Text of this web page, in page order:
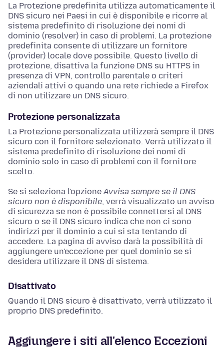
La Protezione predefinita utilizza automaticamente il
DNS sicuro nei Paesi in cui è disponibile e ricorre al
sistema predefinito di risoluzione dei nomi di
dominio (resolver) in caso di problemi. La protezione
predefinita consente di utilizzare un fornitore
(provider) locale dove possibile. Questo livello di
protezione, disattiva la funzione DNS su HTTPS in
presenza di VPN, controllo parentale o criteri
aziendali attivi o quando una rete richiede a Firefox
di non utilizzare un DNS sicuro.
Protezione personalizzata
La Protezione personalizzata utilizzerà sempre il DNS
sicuro con il fornitore selezionato. Verrà utilizzato il
sistema predefinito di risoluzione dei nomi di
dominio solo in caso di problemi con il fornitore
scelto.
Se si seleziona l'opzione Avvisa sempre se il DNS
sicuro non è disponibile, verrà visualizzato un avviso
di sicurezza se non è possibile connettersi al DNS
sicuro o se il DNS sicuro indica che non ci sono
indirizzi per il dominio a cui si sta tentando di
accedere. La pagina di avviso darà la possibilità di
aggiungere un'eccezione per quel dominio se si
desidera utilizzare il DNS di sistema.
Disattivato
Quando il DNS sicuro è disattivato, verrà utilizzato il
proprio DNS predefinito.
Aggiungere i siti all'elenco Eccezioni